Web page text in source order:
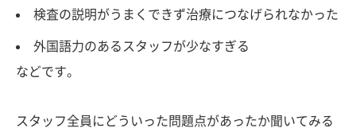
検査の説明がうまくできず治療につなげられなかった
外国語力のあるスタッフが少なすぎる
などです。
スタッフ全員にどういった問題点があったか聞いてみる